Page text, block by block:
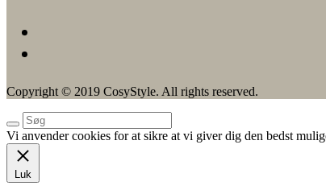
Copyright © 2019 CosyStyle. All rights reserved.
Vi anvender cookies for at sikre at vi giver dig den bedst
Luk